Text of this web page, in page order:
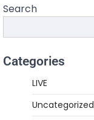
Search
Categories
LIVE
Uncategorized